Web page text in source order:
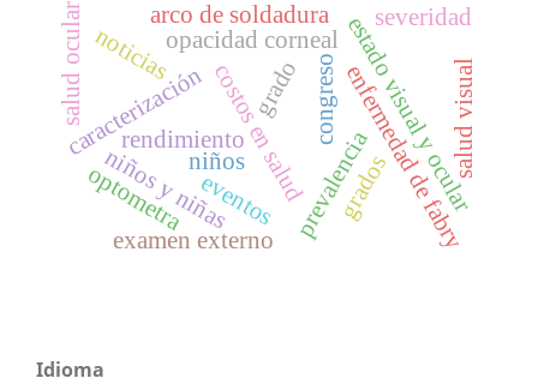
costos en salud
opacidad corneal
rendimiento
caracterización estado visual y ocular
prevalencia
niños y niñas
grado
noticias
enfermedad de fabry
arco de soldadura
severidad
congreso
niños
examen externo
salud visual
optometra
salud ocular
eventos grados
Idioma